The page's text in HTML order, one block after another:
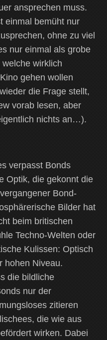
ansprechen muss.
einmal bemüht nur
ohne zu viel
nur einmal als grobe
wirklich
gehen wollen
die Frage stellt,
vorab lesen, aber
nichts an…).
verpasst Bonds
Optik, die gekonnt die
Bond-
Bilder hat
beim britischen
Techno-Welten oder
Kulissen: Optisch
hohen Niveau.
die bildliche
nur der
zitieren
die wie aus
wirken. Dabei